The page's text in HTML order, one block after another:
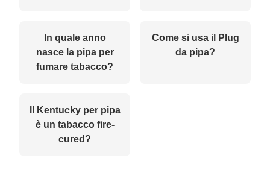
In quale anno
nasce la pipa per
fumare tabacco?
Come si usa il Plug
da pipa?
Il Kentucky per pipa
è un tabacco fire-
cured?